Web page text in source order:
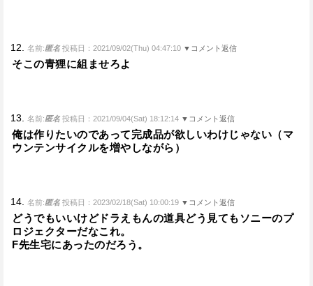
12. 名前:匿名 投稿日：2021/09/02(Thu) 04:47:10 ▼コメント返信
そこの青狸に組ませろよ
13. 名前:匿名 投稿日：2021/09/04(Sat) 18:12:14 ▼コメント返信
俺は作りたいのであって完成品が欲しいわけじゃない（マ
ウンテンサイクルを増やしながら）
14. 名前:匿名 投稿日：2023/02/18(Sat) 10:00:19 ▼コメント返信
どうでもいいけどドラえもんの道具どう見てもソニーのプ
ロジェクターだなこれ。
F先生宅にあったのだろう。